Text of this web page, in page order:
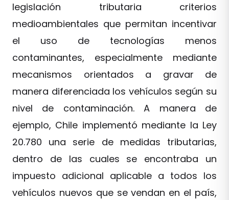
legislación tributaria criterios
medioambientales que permitan incentivar
el uso de tecnologías menos
contaminantes, especialmente mediante
mecanismos orientados a gravar de
manera diferenciada los vehículos según su
nivel de contaminación. A manera de
ejemplo, Chile implementó mediante la Ley
20.780 una serie de medidas tributarias,
dentro de las cuales se encontraba un
impuesto adicional aplicable a todos los
vehículos nuevos que se vendan en el país,